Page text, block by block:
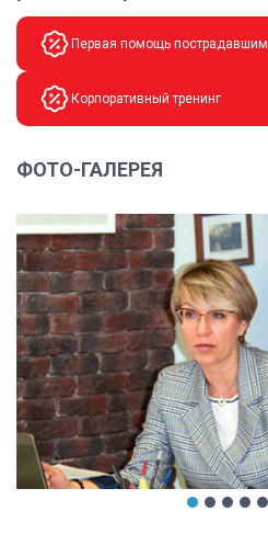
Первая помощь пострадавшим
Корпоративный тренинг
ФОТО-ГАЛЕРЕЯ